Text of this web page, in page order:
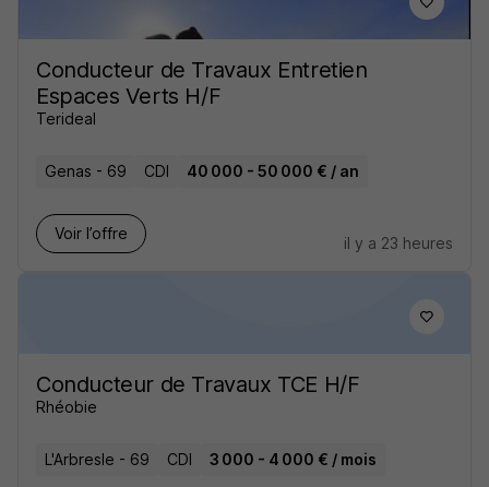
Conducteur de Travaux Entretien
Espaces Verts H/F
Terideal
Genas - 69 CDI 40 000 - 50 000 € / an
Voir l’offre
il y a 23 heures
Conducteur de Travaux TCE H/F
Rhéobie
L'Arbresle - 69 CDI 3 000 - 4 000 € / mois